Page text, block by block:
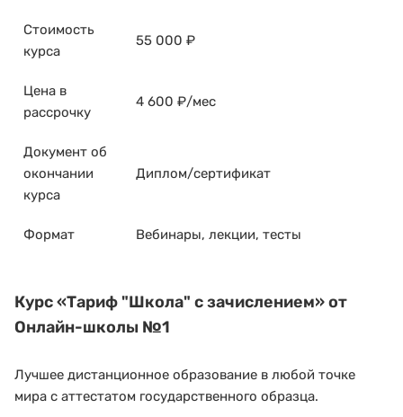
Стоимость
курса
55 000 ₽
Цена в
рассрочку
4 600 ₽/мес
Документ об
окончании
курса
Диплом/сертификат
Формат Вебинары, лекции, тесты
Курс«Тариф "Школа" с зачислением»от
Онлайн-школы №1
Лучшее дистанционное образование в любой точке
мира с аттестатом государственного образца.